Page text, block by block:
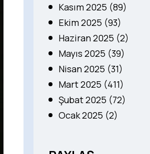
Kasım 2025 (89)
Ekim 2025 (93)
Haziran 2025 (2)
Mayıs 2025 (39)
Nisan 2025 (31)
Mart 2025 (411)
Şubat 2025 (72)
Ocak 2025 (2)